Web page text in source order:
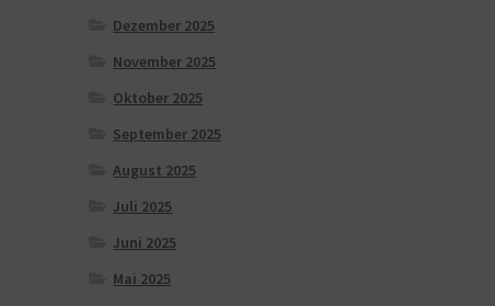
Dezember 2025
November 2025
Oktober 2025
September 2025
August 2025
Juli 2025
Juni 2025
Mai 2025